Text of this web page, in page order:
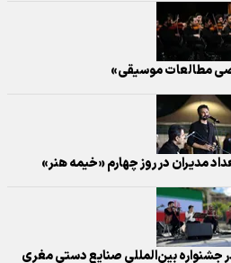
مطالعات موسیقی»
مدیران در روز چهارم «خیمه هنر»
جشنواره بین‌المللی صنایع دستی مغری